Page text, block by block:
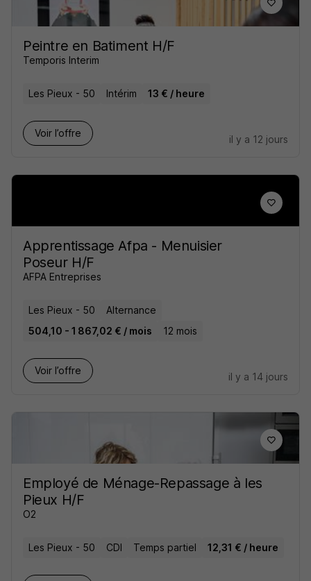
Peintre en Batiment H/F
Temporis Interim
Les Pieux - 50 Intérim 13 € / heure
Voir l’offre
il y a 12 jours
Apprentissage Afpa - Menuisier
Poseur H/F
AFPA Entreprises
Les Pieux - 50
Alternance
504,10 - 1 867,02 € / mois
12 mois
Voir l’offre
il y a 14 jours
Employé de Ménage-Repassage à les
Pieux H/F
O2
Les Pieux - 50 CDI Temps partiel 12,31 € / heure